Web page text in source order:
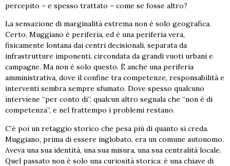
percepito – e spesso trattato – come se fosse altro?
La sensazione di marginalità estrema non è solo geografica.
Certo, Muggiano è periferia, ed è una periferia vera,
fisicamente lontana dai centri decisionali, separata da
infrastrutture imponenti, circondata da grandi vuoti urbani e
campagne. Ma non è solo questo. È anche una periferia
amministrativa, dove il confine tra competenze, responsabilità e
interventi sembra sempre sfumato. Dove spesso qualcuno
interviene “per conto di”, qualcun altro segnala che “non è di
competenza”, e nel frattempo i problemi restano.
C’è poi un retaggio storico che pesa più di quanto si creda.
Muggiano, prima di essere inglobato, era un comune autonomo.
Aveva una sua identità, una sua misura, una sua centralità locale.
Quel passato non è solo una curiosità storica: è una chiave di